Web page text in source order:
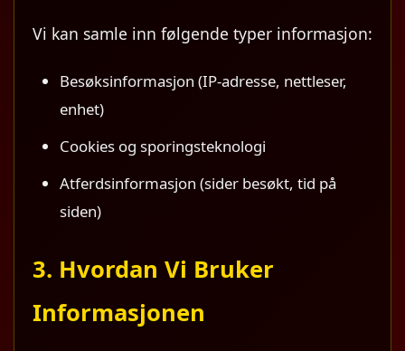
Vi kan samle inn følgende typer informasjon:
Besøksinformasjon (IP-adresse, nettleser,
enhet)
Cookies og sporingsteknologi
Atferdsinformasjon (sider besøkt, tid på
siden)
3. Hvordan Vi Bruker
Informasjonen